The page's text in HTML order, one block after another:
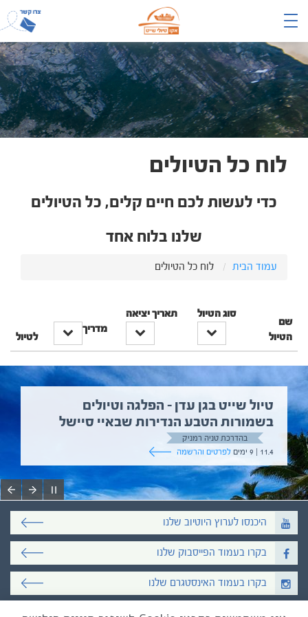
לוח כל הטיולים
כדי לעשות לכם חיים קלים, כל הטיולים
שלנו בלוח אחד
עמוד הבית לוח כל הטיולים
שם
הטיול
סוג הטיול
תאריך יציאה
מדריך
לטיול
טיול שייט בגן עדן – הפלגה וטיולים
בשמורות הטבע הנדירות שבאיי סיישל
בהדרכת טניה רמניק
11.4 | 9 ימים
לפרטים והרשמה
היכנסו לערוץ היוטיוב שלנו
בקרו בעמוד הפייסבוק שלנו
בקרו בעמוד האינסטגרם שלנו